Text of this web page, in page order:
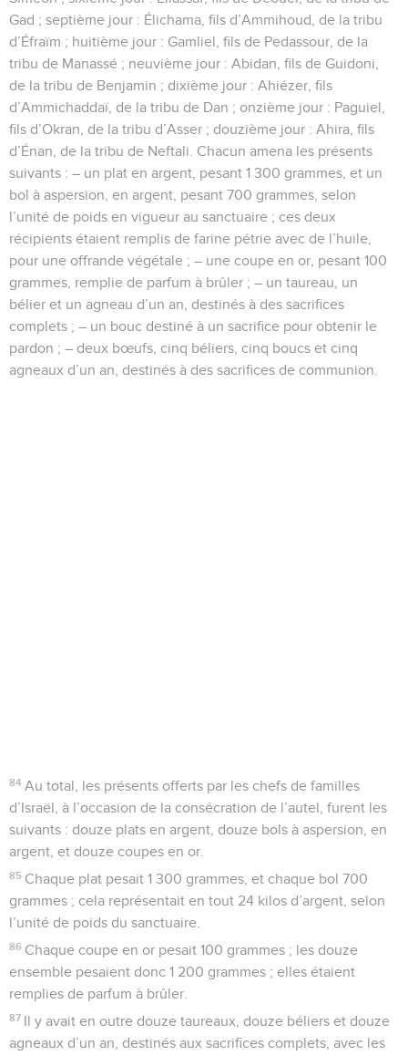
Gad ; septième jour : Élichama, fils d’Ammihoud, de la tribu
d’Éfraïm ; huitième jour : Gamliel, fils de Pedassour, de la
tribu de Manassé ; neuvième jour : Abidan, fils de Guidoni,
de la tribu de Benjamin ; dixième jour : Ahiézer, fils
d’Ammichaddaï, de la tribu de Dan ; onzième jour : Paguiel,
fils d’Okran, de la tribu d’Asser ; douzième jour : Ahira, fils
d’Énan, de la tribu de Neftali. Chacun amena les présents
suivants : – un plat en argent, pesant 1 300 grammes, et un
bol à aspersion, en argent, pesant 700 grammes, selon
l’unité de poids en vigueur au sanctuaire ; ces deux
récipients étaient remplis de farine pétrie avec de l’huile,
pour une offrande végétale ; – une coupe en or, pesant 100
grammes, remplie de parfum à brûler ; – un taureau, un
bélier et un agneau d’un an, destinés à des sacrifices
complets ; – un bouc destiné à un sacrifice pour obtenir le
pardon ; – deux bœufs, cinq béliers, cinq boucs et cinq
agneaux d’un an, destinés à des sacrifices de communion.
84 Au total, les présents offerts par les chefs de familles
d’Israël, à l’occasion de la consécration de l’autel, furent les
suivants : douze plats en argent, douze bols à aspersion, en
argent, et douze coupes en or.
85 Chaque plat pesait 1 300 grammes, et chaque bol 700
grammes ; cela représentait en tout 24 kilos d’argent, selon
l’unité de poids du sanctuaire.
86 Chaque coupe en or pesait 100 grammes ; les douze
ensemble pesaient donc 1 200 grammes ; elles étaient
remplies de parfum à brûler.
87 Il y avait en outre douze taureaux, douze béliers et douze
agneaux d’un an, destinés aux sacrifices complets, avec les